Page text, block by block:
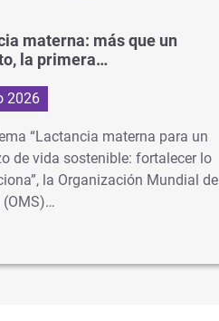
materna: más que un
la primera…
2026
“Lactancia materna para un
de vida sostenible: fortalecer lo
la Organización Mundial de
(OMS)…